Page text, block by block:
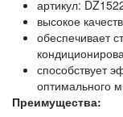
артикул:
высокое
обеспечивает
способствует
оптимального
Преимущества: